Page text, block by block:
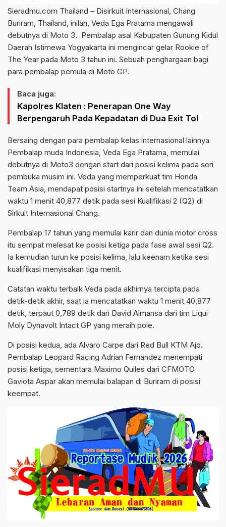
Sieradmu.com Thailand – Disirkuit Internasional, Chang
Buriram, Thailand, inilah, Veda Ega Pratama mengawali
debutnya di Moto 3. Pembalap asal Kabupaten Gunung Kidul
Daerah Istimewa Yogyakarta ini mengincar gelar Rookie of
The Year pada Moto 3 tahun ini. Sebuah penghargaan bagi
para pembalap pemula di Moto GP.
Baca juga:
Kapolres Klaten : Penerapan One Way
Berpengaruh Pada Kepadatan di Dua Exit Tol
Bersaing dengan para pembalap kelas internasional lainnya
Pembalap muda Indonesia, Veda Ega Pratama, memulai
debutnya di Moto3 dengan start dari posisi kelima pada seri
pembuka musim ini. Veda yang memperkuat tim Honda
Team Asia, mendapat posisi startnya ini setelah mencatatkan
waktu 1 menit 40,877 detik pada sesi Kualifikasi 2 (Q2) di
Sirkuit Internasional Chang.
Pembalap 17 tahun yang memulai karir dan dunia motor cross
itu sempat melesat ke posisi ketiga pada fase awal sesi Q2.
Ia kemudian turun ke posisi kelima, lalu keenam ketika sesi
kualifikasi menyisakan tiga menit.
Catatan waktu terbaik Veda pada akhirnya tercipta pada
detik-detik akhir, saat ia mencatatkan waktu 1 menit 40,877
detik, terpaut 0,789 detik dari David Almansa dari tim Liqui
Moly Dynavolt Intact GP yang meraih pole.
Di posisi kedua, ada Alvaro Carpe dari Red Bull KTM Ajo.
Pembalap Leopard Racing Adrian Fernandez menempati
posisi ketiga, sementara Maximo Quiles dari CFMOTO
Gaviota Aspar akan memulai balapan di Buriram di posisi
keempat.